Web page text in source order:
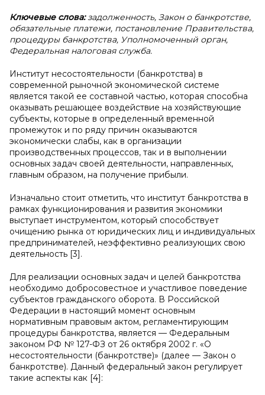
Ключевые слова:задолженность, Закон о банкротстве,
обязательные платежи, постановление Правительства,
процедуры банкротства, Уполномоченный орган,
Федеральная налоговая служба.
Институт несостоятельности (банкротства) в
современной рыночной экономической системе
является такой ее составной частью, которая способна
оказывать решающее воздействие на хозяйствующие
субъекты, которые в определенный временной
промежуток и по ряду причин оказываются
экономически слабы, как в организации
производственных процессов, так и в выполнении
основных задач своей деятельности, направленных,
главным образом, на получение прибыли.
Изначально стоит отметить, что институт банкротства в
рамках функционирования и развития экономики
выступает инструментом, который способствует
очищению рынка от юридических лиц и индивидуальных
предпринимателей, неэффективно реализующих свою
деятельность [3].
Для реализации основных задач и целей банкротства
необходимо добросовестное и участливое поведение
субъектов гражданского оборота. В Российской
Федерации в настоящий момент основным
нормативным правовым актом, регламентирующим
процедуры банкротства, является — Федеральным
законом РФ № 127-ФЗ от 26 октября 2002 г. «О
несостоятельности (банкротстве)» (далее — Закон о
банкротстве). Данный федеральный закон регулирует
такие аспекты как [4]: